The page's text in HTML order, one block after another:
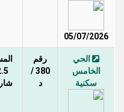
05/07/2026
الحي
الخامس
سكنية
رقم
380 /
د
شارع